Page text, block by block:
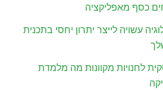
כסף מאפליקציה
עשויה לייצר יתרון יחסי בתכנית
לחנויות מקוונות מה מלמדת